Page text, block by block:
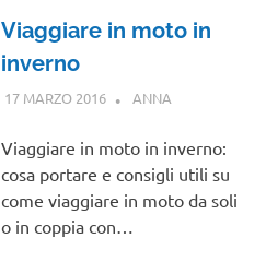
Viaggiare in moto in
inverno
17 MARZO 2016 ANNA
Viaggiare in moto in inverno:
cosa portare e consigli utili su
come viaggiare in moto da soli
o in coppia con…